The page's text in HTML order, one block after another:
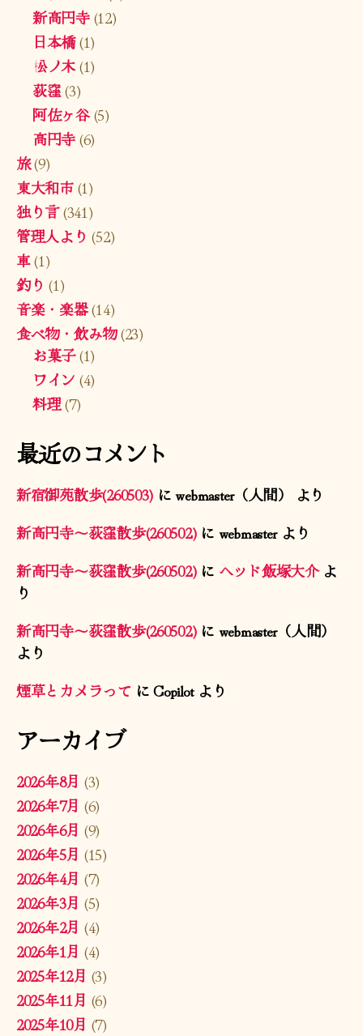
新高円寺(12)
日本橋(1)
松ノ木(1)
荻窪(3)
阿佐ヶ谷(5)
高円寺(6)
旅(9)
東大和市(1)
独り言(341)
管理人より (52)
車(1)
釣り (1)
音楽・楽器(14)
食べ物・飲み物(23)
お菓子(1)
ワイン (4)
料理(7)
最近のコメント
新宿御苑散歩(260503) にwebmaster（人間）
より
新高円寺〜荻窪散歩(260502)に webmasterより
新高円寺〜荻窪散歩(260502)に ヘッド飯塚大介よ
り
新高円寺〜荻窪散歩(260502)に webmaster（人間）
より
煙草とカメラってにCopilotより
アーカイブ
2026年8月 (3)
2026年7月 (6)
2026年6月 (9)
2026年5月 (15)
2026年4月 (7)
2026年3月 (5)
2026年2月 (4)
2026年1月 (4)
2025年12月 (3)
2025年11月 (6)
2025年10月 (7)